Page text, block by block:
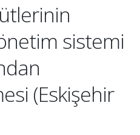
sistemi
(Eskişehir